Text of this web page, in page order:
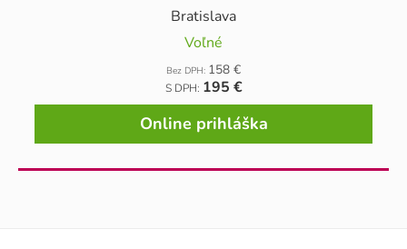
Bratislava
Voľné
Bez DPH: 158 €
S DPH: 195 €
Online prihláška